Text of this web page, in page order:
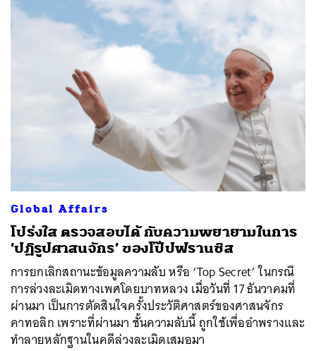
Global Affairs
โปร่งใส ตรวจสอบได้ กับความพยายามในการ
‘ปฏิรูปศาสนจักร’ ของโป๊ปฟรานซิส
การยกเลิกสถานะข้อมูลความลับ หรือ ‘Top Secret’ ในกรณี
การล่วงละเมิดทางเพศโดยบาทหลวง เมื่อวันที่ 17 ธันวาคมที่
ผ่านมา เป็นการตัดสินใจครั้งประวัติศาสตร์ของศาสนจักร
คาทอลิก เพราะที่ผ่านมา ชั้นความลับนี้ ถูกใช้เพื่ออำพรางและ
ทำลายหลักฐานในคดีล่วงละเมิดเสมอมา